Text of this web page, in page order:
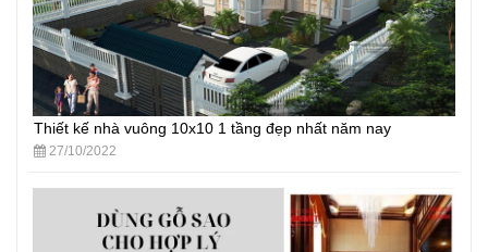
Thiết kế nhà vuông 10x10 1 tầng đẹp nhất năm nay
27/10/2022